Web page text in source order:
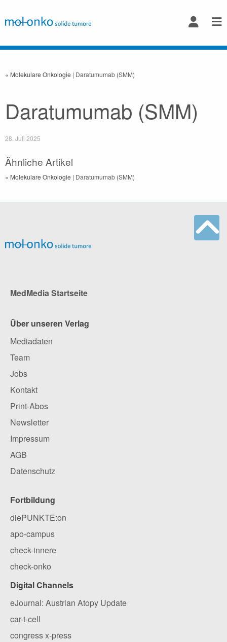
« Molekulare Onkologie | Daratumumab (SMM)
Daratumumab (SMM)
28. Juli 2025
Ähnliche Artikel
« Molekulare Onkologie | Daratumumab (SMM)
MedMedia Startseite
Über unseren Verlag
Mediadaten
Team
Jobs
Kontakt
Print-Abos
Newsletter
Impressum
AGB
Datenschutz
Fortbildung
diePUNKTE:on
apo-campus
check-innere
check-onko
Digital Channels
eJournal: Austrian Atopy Update
car-t-cell
congress x-press